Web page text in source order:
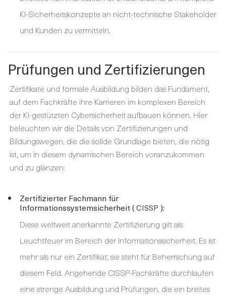
KI-Sicherheitskonzepte an nicht-technische Stakeholder
und Kunden zu vermitteln.
Prüfungen und Zertifizierungen
Zertifikate und formale Ausbildung bilden das Fundament,
auf dem Fachkräfte ihre Karrieren im komplexen Bereich
der KI-gestützten Cybersicherheit aufbauen können. Hier
beleuchten wir die Details von Zertifizierungen und
Bildungswegen, die die solide Grundlage bieten, die nötig
ist, um in diesem dynamischen Bereich voranzukommen
und zu glänzen:
Zertifizierter Fachmann für
Informationssystemsicherheit (CISSP ):
Diese weltweit anerkannte Zertifizierung gilt als
Leuchtfeuer im Bereich der Informationssicherheit. Es ist
mehr als nur ein Zertifikat; sie steht für Beherrschung auf
diesem Feld. Angehende CISSP-Fachkräfte durchlaufen
eine strenge Ausbildung und Prüfungen, die ein breites